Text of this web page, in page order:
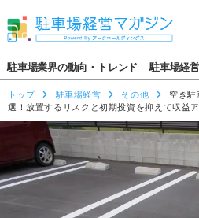
駐車場業界の動向・トレンド 駐車場経営
トップ 駐車場経営 その他
空き駐
選！放置するリスクと初期投資を抑えて収益